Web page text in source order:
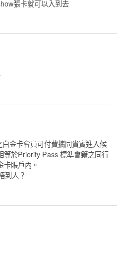
張卡就可以入到去
金卡會員可付費攜同貴賓進入候
等於Priority Pass 標準會籍之同行
卡賬戶內。
到人？